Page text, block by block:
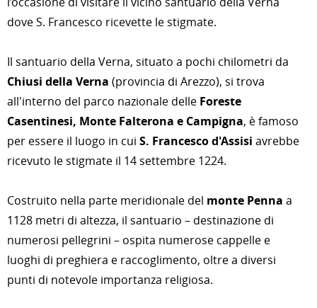
dove S. Francesco ricevette le stigmate.
Il santuario della Verna, situato a pochi chilometri da
Chiusi della Verna (provincia di Arezzo), si trova
all'interno del parco nazionale delle Foreste
Casentinesi, Monte Falterona e Campigna, è famoso
per essere il luogo in cui S. Francesco d'Assisi avrebbe
ricevuto le stigmate il 14 settembre 1224.
Costruito nella parte meridionale del monte Penna a
1128 metri di altezza, il santuario – destinazione di
numerosi pellegrini – ospita numerose cappelle e
luoghi di preghiera e raccoglimento, oltre a diversi
punti di notevole importanza religiosa.